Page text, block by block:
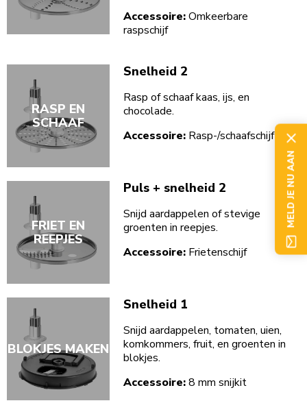
Accessoire:Omkeerbare
raspschijf
Snelheid 2
Rasp of schaaf kaas, ijs, en
chocolade.
Accessoire: Rasp-/schaafschijf
RASP EN
SCHAAF
Puls + snelheid 2
Snijd aardappelen of stevige
groenten in reepjes.
Accessoire: Frietenschijf
FRIET EN
REEPJES
Snelheid 1
Snijd aardappelen, tomaten, uien,
komkommers, fruit, en groenten in
blokjes.
Accessoire:8 mm snijkit
BLOKJES MAKEN
MELD JE NU AAN